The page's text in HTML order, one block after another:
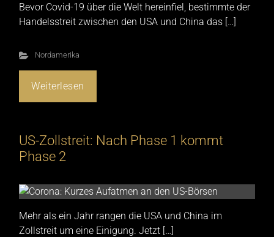
Bevor Covid-19 über die Welt hereinfiel, bestimmte der
Handelsstreit zwischen den USA und China das […]
Nordamerika
Weiterlesen
US-Zollstreit: Nach Phase 1 kommt
Phase 2
Mehr als ein Jahr rangen die USA und China im
Zollstreit um eine Einigung. Jetzt […]